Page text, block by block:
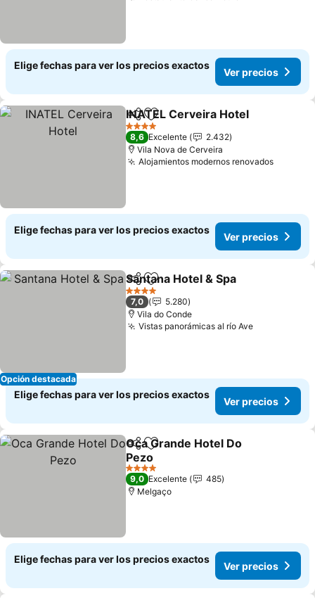
Elige fechas para ver los precios exactos
Ver precios
CompartirAgregar a favoritos
INATEL Cerveira Hotel
4 Estrellas
8,6 Excelente
2.432
Vila Nova de Cerveira
Alojamientos modernos renovados
Elige fechas para ver los precios exactos
Ver precios
Opción destacada
CompartirAgregar a favoritos
Santana Hotel & Spa
4 Estrellas
7,0
5.280
Vila do Conde
Vistas panorámicas al río Ave
Elige fechas para ver los precios exactos
Ver precios
CompartirAgregar a favoritos
Oca Grande Hotel Do
Pezo
4 Estrellas
9,0 Excelente
485
Melgaço
Elige fechas para ver los precios exactos
Ver precios